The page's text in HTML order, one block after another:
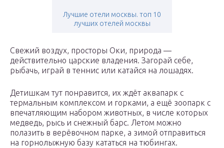
Лучшие отели москвы. топ 10
лучших отелей москвы
Свежий воздух, просторы Оки, природа —
действительно царские владения. Загорай себе,
рыбачь, играй в теннис или катайся на лошадях.
Детишкам тут понравится, их ждёт аквапарк с
термальным комплексом и горками, а ещё зоопарк с
впечатляющим набором животных, в числе которых
медведь, рысь и снежный барс. Летом можно
полазить в верёвочном парке, а зимой отправиться
на горнолыжную базу кататься на тюбингах.